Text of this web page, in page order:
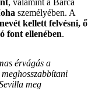
személyében. A
kellett felvésni, ő
font ellenében.
érvágás a
meg